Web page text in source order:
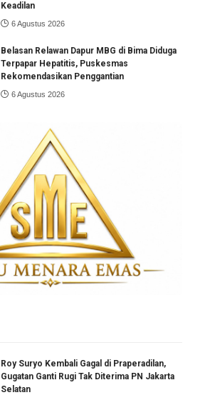
Keadilan
6 Agustus 2026
Belasan Relawan Dapur MBG di Bima Diduga
Terpapar Hepatitis, Puskesmas
Rekomendasikan Penggantian
6 Agustus 2026
Roy Suryo Kembali Gagal di Praperadilan,
Gugatan Ganti Rugi Tak Diterima PN Jakarta
Selatan